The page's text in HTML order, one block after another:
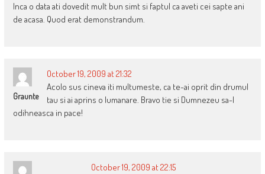
Inca o data ati dovedit mult bun simt si faptul ca aveti cei sapte ani
de acasa. Quod erat demonstrandum.
Graunte
October 19, 2009 at 21:32
Acolo sus cineva iti multumeste, ca te-ai oprit din drumul
tau si ai aprins o lumanare. Bravo tie si Dumnezeu sa-l
odihneasca in pace!
October 19, 2009 at 22:15